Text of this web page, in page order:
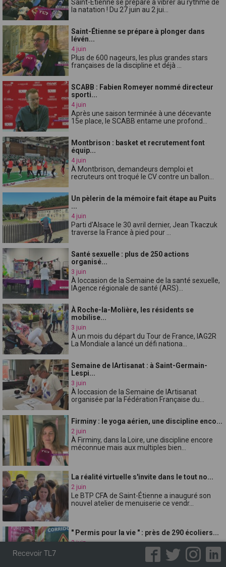
Saint-Étienne se prépare à vibrer au rythme de
la natation ! Du 27 juin au 2 jui...
Saint-Étienne se prépare à plonger dans
lévén...
4 juin
Plus de 600 nageurs, les plus grandes stars
françaises de la discipline et déjà ...
SCABB : Fabien Romeyer nommé directeur
sporti...
4 juin
Après une saison terminée à une décevante
15e place, le SCABB entame une profond...
Montbrison : basket et recrutement font
équip...
4 juin
À Montbrison, demandeurs demploi et
recruteurs ont troqué le CV contre un ballon...
Un pèlerin de la mémoire fait étape au Puits
...
4 juin
Parti d'Alsace le 30 avril dernier, Jean Tkaczuk
traverse la France à pied pour ...
Santé sexuelle : plus de 250 actions
organisé...
3 juin
À loccasion de la Semaine de la santé sexuelle,
lAgence régionale de santé (ARS)...
À Roche-la-Molière, les résidents se
mobilise...
3 juin
À un mois du départ du Tour de France, lAG2R
La Mondiale a lancé un défi nationa...
Semaine de lArtisanat : à Saint-Germain-
Lespi...
3 juin
À loccasion de la Semaine de lArtisanat
organisée par la Fédération Française du...
Firminy : le yoga aérien, une discipline enco...
2 juin
À Firminy, dans la Loire, une discipline encore
méconnue mais aux multiples bien...
La réalité virtuelle s'invite dans le tout no...
2 juin
Le BTP CFA de Saint-Étienne a inauguré son
nouvel atelier de menuiserie ce vendr...
" Permis pour la vie " : près de 290 écoliers...
2 juin
Depuis plus de dix ans, la communauté de
communes de Forez-Est organise l'opérat...
Recevoir TL7